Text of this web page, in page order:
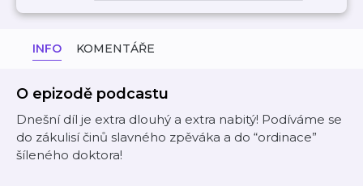
INFO KOMENTÁŘE
O epizodě podcastu
Dnešní díl je extra dlouhý a extra nabitý! Podíváme se
do zákulisí činů slavného zpěváka a do “ordinace”
šíleného doktora!